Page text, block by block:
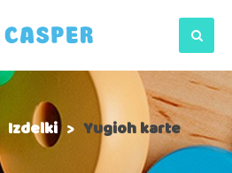
Izdelki > Yugioh karte